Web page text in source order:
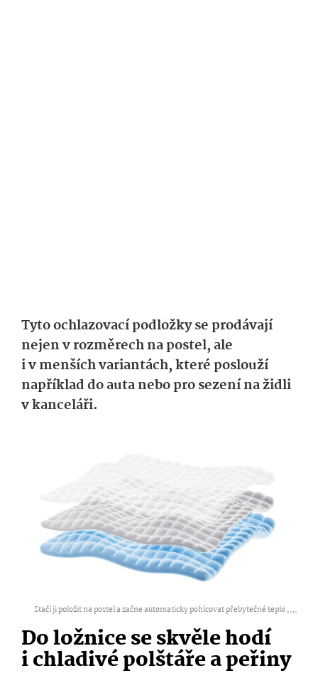
Tyto ochlazovací podložky se prodávají
nejen v rozměrech na postel, ale
i v menších variantách, které poslouží
například do auta nebo pro sezení na židli
v kanceláři.
Stačí ji položit na postel a začne automaticky pohlcovat přebytečné teplo ,...
Do ložnice se skvěle hodí
i chladivé polštáře a peřiny